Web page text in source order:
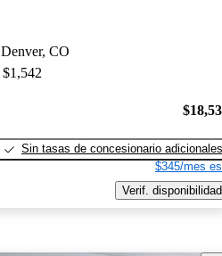
CO
Sin tasas de concesionario adicionales
$345/mes
Verif. disponibilidad